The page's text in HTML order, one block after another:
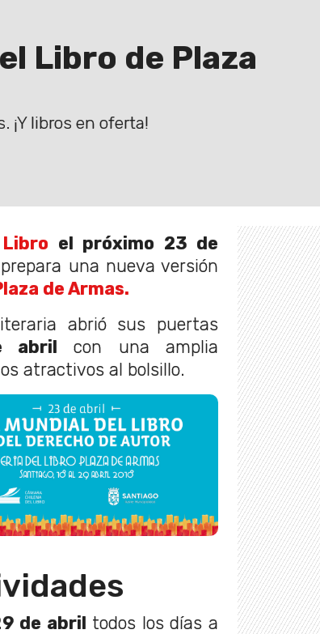
Libro de Plaza
¡Y libros en oferta!
el próximo 23 de
una nueva versión
de Armas.
abrió sus puertas
abril con una amplia
atractivos al bolsillo.
de abril todos los días a